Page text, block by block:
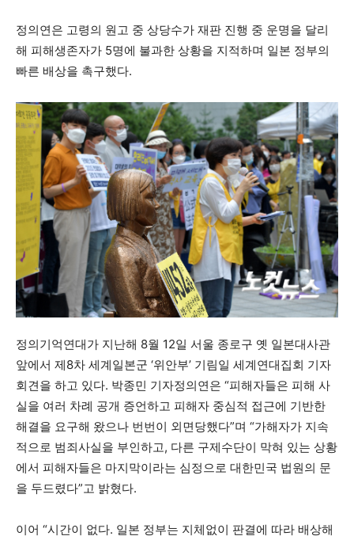
정의연은 고령의 원고 중 상당수가 재판 진행 중 운명을 달리
해 피해생존자가 5명에 불과한 상황을 지적하며 일본 정부의
빠른 배상을 촉구했다.
정의기억연대가 지난해 8월 12일 서울 종로구 옛 일본대사관
앞에서 제8차 세계일본군 ‘위안부’ 기림일 세계연대집회 기자
회견을 하고 있다. 박종민 기자정의연은 “피해자들은 피해 사
실을 여러 차례 공개 증언하고 피해자 중심적 접근에 기반한
해결을 요구해 왔으나 번번이 외면당했다”며 “가해자가 지속
적으로 범죄사실을 부인하고, 다른 구제수단이 막혀 있는 상황
에서 피해자들은 마지막이라는 심정으로 대한민국 법원의 문
을 두드렸다”고 밝혔다.
이어 “시간이 없다. 일본 정부는 지체없이 판결에 따라 배상해